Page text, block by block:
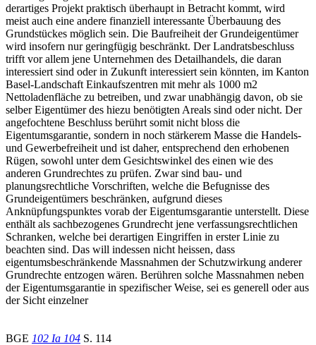
derartiges Projekt praktisch überhaupt in Betracht kommt, wird
meist auch eine andere finanziell interessante Überbauung des
Grundstückes möglich sein. Die Baufreiheit der Grundeigentümer
wird insofern nur geringfügig beschränkt. Der Landratsbeschluss
trifft vor allem jene Unternehmen des Detailhandels, die daran
interessiert sind oder in Zukunft interessiert sein könnten, im Kanton
Basel-Landschaft Einkaufszentren mit mehr als 1000 m2
Nettoladenfläche zu betreiben, und zwar unabhängig davon, ob sie
selber Eigentümer des hiezu benötigten Areals sind oder nicht. Der
angefochtene Beschluss berührt somit nicht bloss die
Eigentumsgarantie, sondern in noch stärkerem Masse die Handels-
und Gewerbefreiheit und ist daher, entsprechend den erhobenen
Rügen, sowohl unter dem Gesichtswinkel des einen wie des
anderen Grundrechtes zu prüfen. Zwar sind bau- und
planungsrechtliche Vorschriften, welche die Befugnisse des
Grundeigentümers beschränken, aufgrund dieses
Anknüpfungspunktes vorab der Eigentumsgarantie unterstellt. Diese
enthält als sachbezogenes Grundrecht jene verfassungsrechtlichen
Schranken, welche bei derartigen Eingriffen in erster Linie zu
beachten sind. Das will indessen nicht heissen, dass
eigentumsbeschränkende Massnahmen der Schutzwirkung anderer
Grundrechte entzogen wären. Berühren solche Massnahmen neben
der Eigentumsgarantie in spezifischer Weise, sei es generell oder aus
der Sicht einzelner
BGE 102 Ia 104 S. 114